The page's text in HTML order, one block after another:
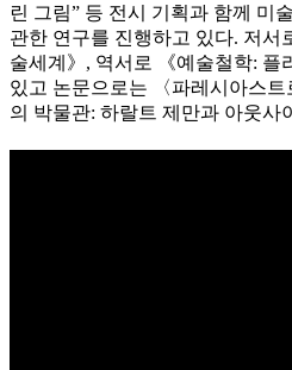
린 그림” 등 전시 기획과 함께 미
관한 연구를 진행하고 있다. 저서
술세계》, 역서로 《예술철학: 플
있고 논문으로는 〈파레시아스
의 박물관: 하랄트 제만과 아웃사